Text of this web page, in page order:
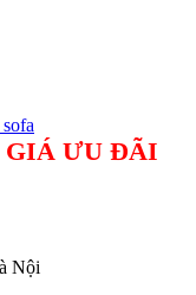
GIÁ ƯU ĐÃI
Nội